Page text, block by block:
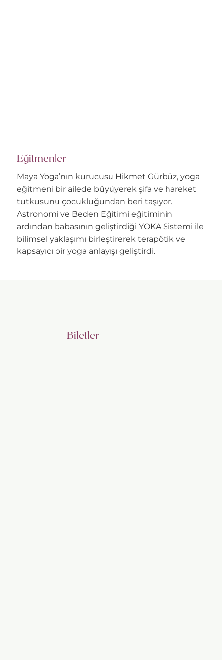
Eğitmenler
Maya Yoga’nın kurucusu Hikmet Gürbüz, yoga
eğitmeni bir ailede büyüyerek şifa ve hareket
tutkusunu çocukluğundan beri taşıyor.
Astronomi ve Beden Eğitimi eğitiminin
ardından babasının geliştirdiği YOKA Sistemi ile
bilimsel yaklaşımı birleştirerek terapötik ve
kapsayıcı bir yoga anlayışı geliştirdi.
Biletler